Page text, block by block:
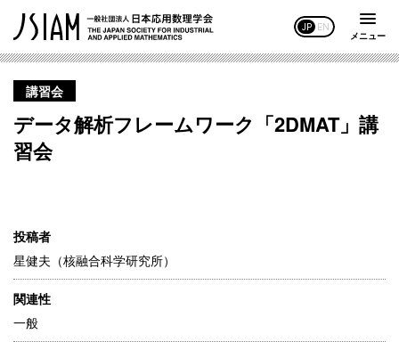
JP EN
メニュー
講習会
データ解析フレームワーク「2DMAT」講
習会
投稿者
星健夫（核融合科学研究所）
関連性
一般